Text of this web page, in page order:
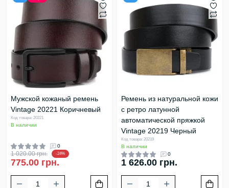
Мужской кожаный ремень
Vintage 20221 Коричневый
Код товара: 20221
В наличии
0
1 020.00 грн. -24%
775.00 грн.
Ремень из натуральной кожи
с ретро латунной
автоматической пряжкой
Vintage 20219 Черный
Код товара: 20219
В наличии
0
1 626.00 грн.